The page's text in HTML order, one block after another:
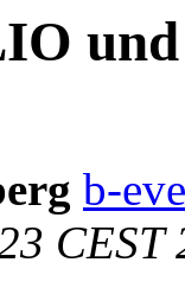
b-
CEST